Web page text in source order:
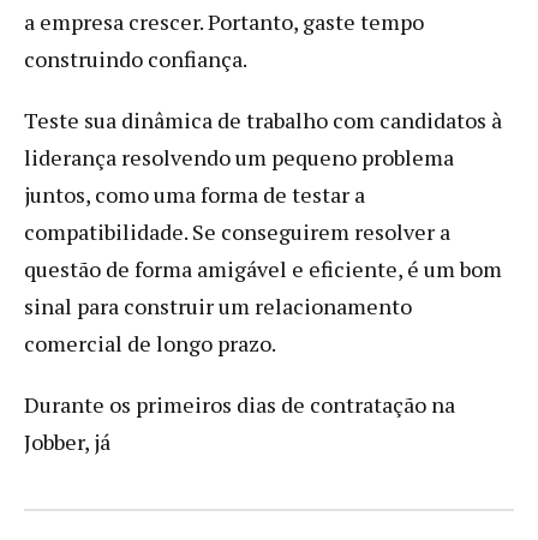
a empresa crescer. Portanto, gaste tempo
construindo confiança.
Teste sua dinâmica de trabalho com candidatos à
liderança resolvendo um pequeno problema
juntos, como uma forma de testar a
compatibilidade. Se conseguirem resolver a
questão de forma amigável e eficiente, é um bom
sinal para construir um relacionamento
comercial de longo prazo.
Durante os primeiros dias de contratação na
Jobber, já